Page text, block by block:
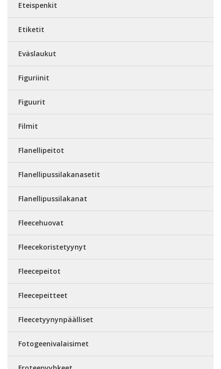
Eteispenkit
Etiketit
Eväslaukut
Figuriinit
Figuurit
Filmit
Flanellipeitot
Flanellipussilakanasetit
Flanellipussilakanat
Fleecehuovat
Fleecekoristetyynyt
Fleecepeitot
Fleecepeitteet
Fleecetyynynpäälliset
Fotogeenivalaisimet